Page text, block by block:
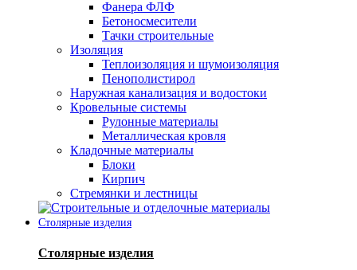
Фанера ФЛФ
Бетоносмесители
Тачки строительные
Изоляция
Теплоизоляция и шумоизоляция
Пенополистирол
Наружная канализация и водостоки
Кровельные системы
Рулонные материалы
Металлическая кровля
Кладочные материалы
Блоки
Кирпич
Стремянки и лестницы
Столярные изделия
Столярные изделия